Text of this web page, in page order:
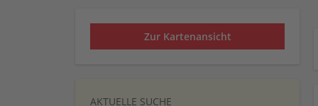
Zur Kartenansicht
AKTUELLE SUCHE